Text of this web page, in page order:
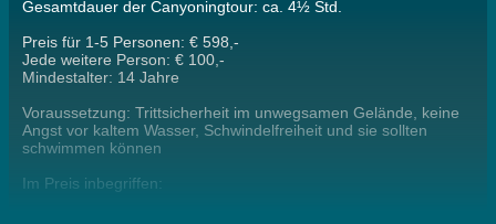
Gesamtdauer der Canyoningtour: ca. 4½ Std.
Preis für 1-5 Personen: € 598,-
Jede weitere Person: € 100,-
Mindestalter: 14 Jahre
Voraussetzung: Trittsicherheit im unwegsamen Gelände, keine
Angst vor kaltem Wasser, Schwindelfreiheit und sie sollten
schwimmen können
Im Preis inbegriffen: